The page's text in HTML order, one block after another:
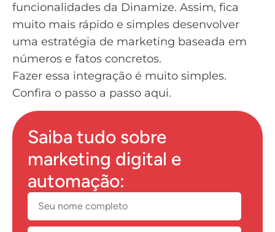
funcionalidades da Dinamize. Assim, fica
muito mais rápido e simples desenvolver
uma estratégia de marketing baseada em
números e fatos concretos.
Fazer essa integração é muito simples.
Confira o passo a passo aqui.
Saiba tudo sobre
marketing digital e
automação: